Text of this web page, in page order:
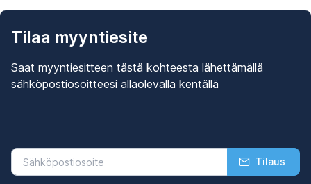
Tilaa myyntiesite
Saat myyntiesitteen tästä kohteesta lähettämällä
sähköpostiosoitteesi allaolevalla kentällä
Tilaus